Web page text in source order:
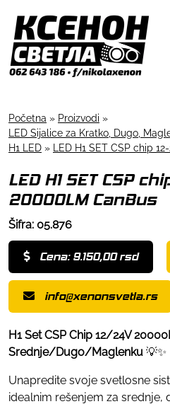
Početna » Proizvodi »
LED Sijalice za Kratko, Dugo,
H1 LED » LED H1 SET CSP chip
LED H1 SET CSP
20000LM CanBus
Šifra: 05.876
Cena: 9.150,00 rsd
info@xenonsvetla.rs
H1 Set CSP Chip 12/24V
Srednje/Dugo/Maglenku 💡✨
Unapredite svoje svetlosne
idealnim rešenjem za srednje,